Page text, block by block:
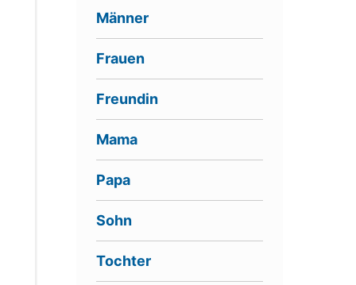
Männer
Frauen
Freundin
Mama
Papa
Sohn
Tochter